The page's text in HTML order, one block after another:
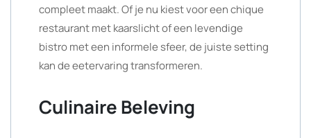
compleet maakt. Of je nu kiest voor een chique
restaurant met kaarslicht of een levendige
bistro met een informele sfeer, de juiste setting
kan de eetervaring transformeren.
Culinaire Beleving